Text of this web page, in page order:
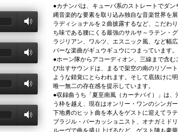
●カチンバは、キューバ系のストレートでダ
縄音楽的な要素を取り込み独自な音楽世界を
ラディショナルを２曲披露するなど、こだわ
ち味である腰にくる最強のサルサ～ラテン・
ラジリアン、ワルツ、エスニック風、など幅
バーな楽曲がギュウギュウにつまっています。
●ホーン隊からアコーディオン、三線まで含
び出すサウンドは、まるで架空の南のリゾー
ような錯覚にとらわれます。そして底抜けに
唯一無二の存在感を提示しています。
●収録曲うち「夏至南風（カーチバイ）」は
う枠を越え、現在はオンリー・ワンのシンガ
下地勇のヒット曲を本人をゲストに迎えてラ
ブラジル・パーカッショニスト、オナガミド
ルーヴで曲を盛り上げるなど、ゲスト陣も豪